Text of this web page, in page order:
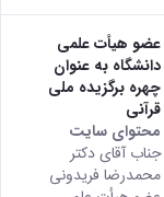
عضو هیأت علمی
دانشگاه به عنوان
چهره برگزیده ملی
قرآنی
محتوای سایت
جناب آقای دکتر
محمدرضا فریدونی